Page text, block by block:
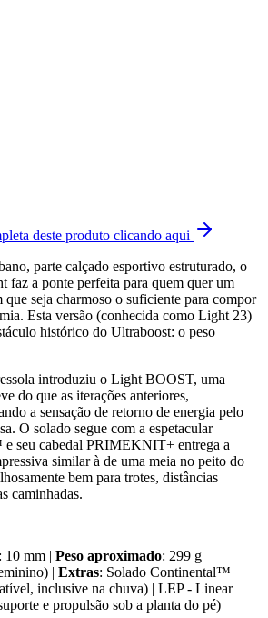
deste produto clicando aqui
parte calçado esportivo estruturado, o
faz a ponte perfeita para quem quer um
que seja charmoso o suficiente para compor
Esta versão (conhecida como Light 23)
histórico do Ultraboost: o peso
introduziu o Light BOOST, uma
do que as iterações anteriores,
a sensação de retorno de energia pelo
O solado segue com a espetacular
seu cabedal PRIMEKNIT+ entrega a
similar à de uma meia no peito do
bem para trotes, distâncias
caminhadas.
: 10 mm | Peso aproximado: 299 g
| Extras: Solado Continental™
inclusive na chuva) | LEP - Linear
e propulsão sob a planta do pé)